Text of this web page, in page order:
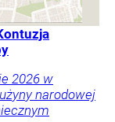
2026 w
narodowej